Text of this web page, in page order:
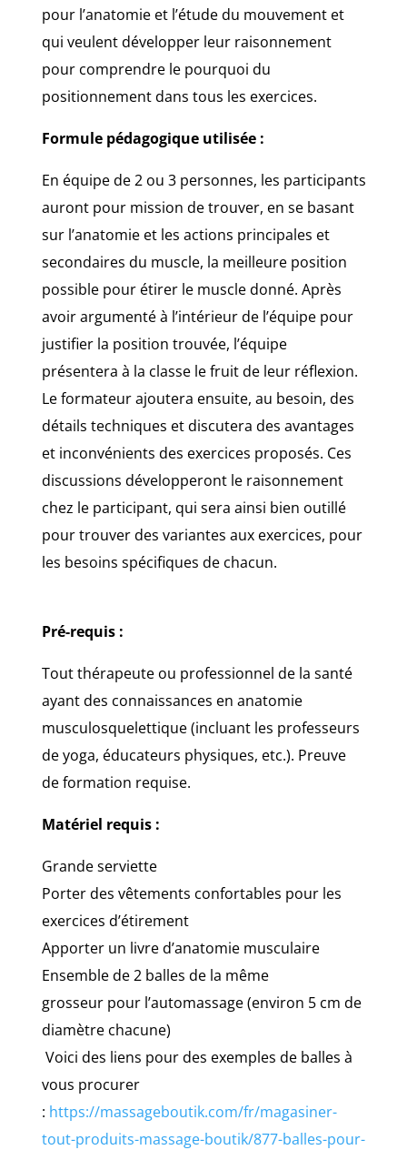
pour l’anatomie et l’étude du mouvement et
qui veulent développer leur raisonnement
pour comprendre le pourquoi du
positionnement dans tous les exercices.
Formule pédagogique utilisée :
En équipe de 2 ou 3 personnes, les participants
auront pour mission de trouver, en se basant
sur l’anatomie et les actions principales et
secondaires du muscle, la meilleure position
possible pour étirer le muscle donné. Après
avoir argumenté à l’intérieur de l’équipe pour
justifier la position trouvée, l’équipe
présentera à la classe le fruit de leur réflexion.
Le formateur ajoutera ensuite, au besoin, des
détails techniques et discutera des avantages
et inconvénients des exercices proposés. Ces
discussions développeront le raisonnement
chez le participant, qui sera ainsi bien outillé
pour trouver des variantes aux exercices, pour
les besoins spécifiques de chacun.
Pré-requis :
Tout thérapeute ou professionnel de la santé
ayant des connaissances en anatomie
musculosquelettique (incluant les professeurs
de yoga, éducateurs physiques, etc.). Preuve
de formation requise.
Matériel requis :
Grande serviette
Porter des vêtements confortables pour les
exercices d’étirement
Apporter un livre d’anatomie musculaire
Ensemble de 2 balles de la même
grosseur pour l’automassage (environ 5 cm de
diamètre chacune)
Voici des liens pour des exemples de balles à
vous procurer
: https://massageboutik.com/fr/magasiner-
tout-produits-massage-boutik/877-balles-pour-